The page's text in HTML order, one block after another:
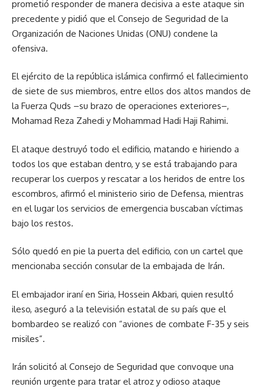
prometió responder de manera decisiva a este ataque sin
precedente y pidió que el Consejo de Seguridad de la
Organización de Naciones Unidas (ONU) condene la
ofensiva.
El ejército de la república islámica confirmó el fallecimiento
de siete de sus miembros, entre ellos dos altos mandos de
la Fuerza Quds –su brazo de operaciones exteriores–,
Mohamad Reza Zahedi y Mohammad Hadi Haji Rahimi.
El ataque destruyó todo el edificio, matando e hiriendo a
todos los que estaban dentro, y se está trabajando para
recuperar los cuerpos y rescatar a los heridos de entre los
escombros, afirmó el ministerio sirio de Defensa, mientras
en el lugar los servicios de emergencia buscaban víctimas
bajo los restos.
Sólo quedó en pie la puerta del edificio, con un cartel que
mencionaba sección consular de la embajada de Irán.
El embajador iraní en Siria, Hossein Akbari, quien resultó
ileso, aseguró a la televisión estatal de su país que el
bombardeo se realizó con “aviones de combate F-35 y seis
misiles”.
Irán solicitó al Consejo de Seguridad que convoque una
reunión urgente para tratar el atroz y odioso ataque